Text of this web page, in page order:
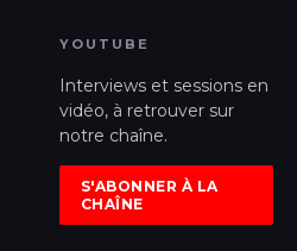
YOUTUBE
Interviews et sessions en
vidéo, à retrouver sur
notre chaîne.
S'ABONNER À LA
CHAÎNE